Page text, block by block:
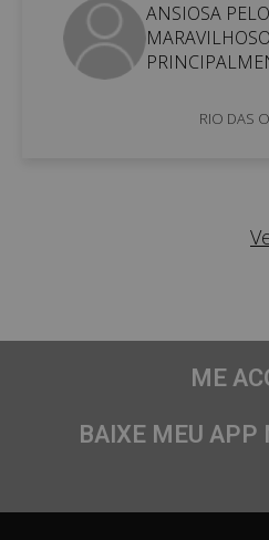
ANSIOSA
RIO DAS
ME
BAIXE MEU APP